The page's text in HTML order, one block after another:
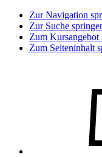
Zur Navigation
Zur Suche
Zum Kursangebot
Zum Seiteninhalt